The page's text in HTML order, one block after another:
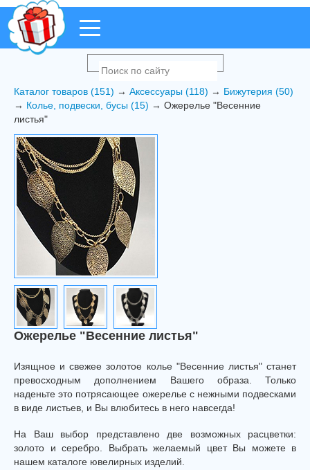
Каталог товаров (151) → Аксессуары (118) → Бижутерия (50)
→ Колье, подвески, бусы (15) → Ожерелье "Весенние
листья"
Ожерелье "Весенние листья"
Изящное и свежее золотое колье "Весенние листья" станет
превосходным дополнением Вашего образа. Только
наденьте это потрясающее ожерелье с нежными подвесками
в виде листьев, и Вы влюбитесь в него навсегда!
На Ваш выбор представлено две возможных расцветки:
золото и серебро. Выбрать желаемый цвет Вы можете в
нашем каталоге ювелирных изделий.